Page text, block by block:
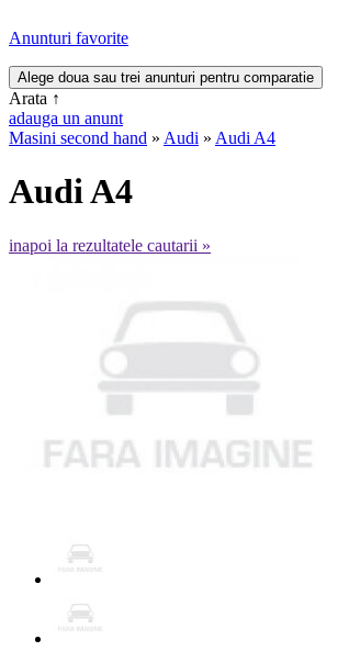
Anunturi favorite
Arata ↑
adauga un anunt
Masini second hand » Audi » Audi A4
Audi A4
inapoi la rezultatele cautarii »